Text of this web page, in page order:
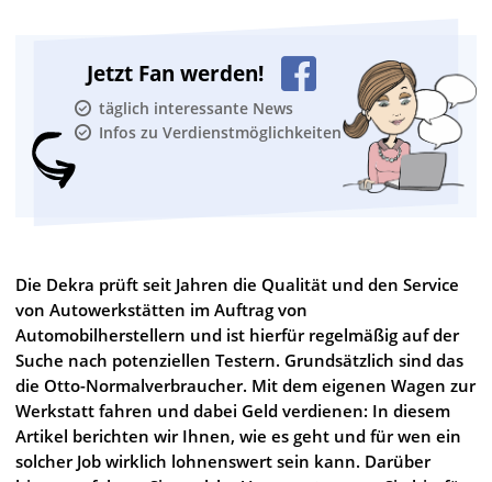
Jetzt Fan werden!
täglich interessante News
Infos zu Verdienstmöglichkeiten
Die Dekra prüft seit Jahren die Qualität und den Service
von Autowerkstätten im Auftrag von
Automobilherstellern und ist hierfür regelmäßig auf der
Suche nach potenziellen Testern. Grundsätzlich sind das
die Otto-Normalverbraucher. Mit dem eigenen Wagen zur
Werkstatt fahren und dabei Geld verdienen: In diesem
Artikel berichten wir Ihnen, wie es geht und für wen ein
solcher Job wirklich lohnenswert sein kann. Darüber